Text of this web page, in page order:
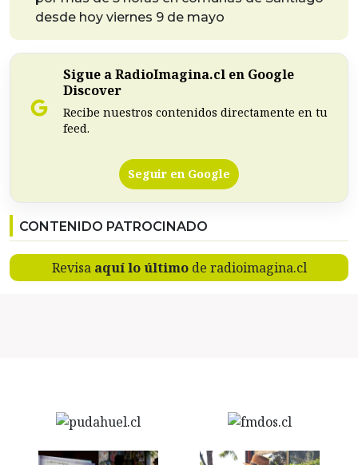
desde hoy viernes 9 de mayo
Sigue a RadioImagina.cl en Google
Discover
Recibe nuestros contenidos directamente en tu
feed.
Seguir en Google
CONTENIDO PATROCINADO
Revisa aquí lo últimode radioimagina.cl